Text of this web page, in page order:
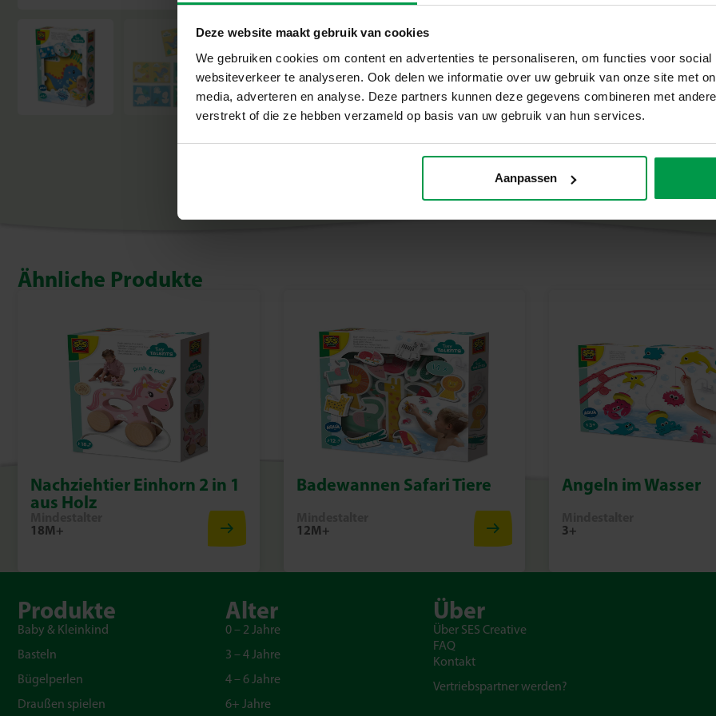
Deze website maakt gebruik van cookies
We gebruiken cookies om content en advertenties te personaliseren, om functies voor social
websiteverkeer te analyseren. Ook delen we informatie over uw gebruik van onze site met
media, adverteren en analyse. Deze partners kunnen deze gegevens combineren met
verstrekt of die ze hebben verzameld op basis van uw gebruik van hun services.
Aanpassen
1 Wasserfarbenbuch –
Ohne Zubehör – verwenden
Fördern Sie spielerisches Lernen
Überraschungen. Ihr Kind lernt
immer wieder von der
Beginnen Sie noch heute mit
Erwecken Sie Farben zum
Für neugierige Kleinkinder,
Ähnliche Produkte
Nachziehtier Einhorn 2 in 1
aus Holz
18M+
Badewannen Safari Tiere
12M+
Angeln im Wasser
3+
Produkte
Baby & Kleinkind
Basteln
Bügelperlen
Draußen spielen
Alter
0 – 2 Jahre
3 – 4 Jahre
4 – 6 Jahre
6+ Jahre
Über
Über SES Creative
FAQ
Kontakt
Vertriebspartner werden?